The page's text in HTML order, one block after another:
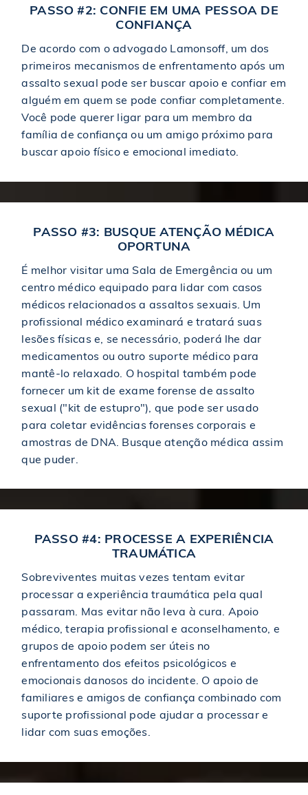
PASSO #2: CONFIE EM UMA PESSOA DE
CONFIANÇA
De acordo com o advogado Lamonsoff, um dos
primeiros mecanismos de enfrentamento após um
assalto sexual pode ser buscar apoio e confiar em
alguém em quem se pode confiar completamente.
Você pode querer ligar para um membro da
família de confiança ou um amigo próximo para
buscar apoio físico e emocional imediato.
PASSO #3: BUSQUE ATENÇÃO MÉDICA
OPORTUNA
É melhor visitar uma Sala de Emergência ou um
centro médico equipado para lidar com casos
médicos relacionados a assaltos sexuais. Um
profissional médico examinará e tratará suas
lesões físicas e, se necessário, poderá lhe dar
medicamentos ou outro suporte médico para
mantê-lo relaxado. O hospital também pode
fornecer um kit de exame forense de assalto
sexual ("kit de estupro"), que pode ser usado
para coletar evidências forenses corporais e
amostras de DNA. Busque atenção médica assim
que puder.
PASSO #4: PROCESSE A EXPERIÊNCIA
TRAUMÁTICA
Sobreviventes muitas vezes tentam evitar
processar a experiência traumática pela qual
passaram. Mas evitar não leva à cura. Apoio
médico, terapia profissional e aconselhamento, e
grupos de apoio podem ser úteis no
enfrentamento dos efeitos psicológicos e
emocionais danosos do incidente. O apoio de
familiares e amigos de confiança combinado com
suporte profissional pode ajudar a processar e
lidar com suas emoções.
$37,000,000 Premiado em um caso de acidente de construção
$16,000,000 Veredicto concedido a uma vítima de abuso sexual
$14,000,000 acordo em julgamento para trabalhador ferido
$12,157,000 Acordo em caso de descarrilamento de trem
$12,000,000 Acordo em um caso de acidente de construção
$11,750,000 Concedido a uma vítima de condenação injusta
$11,000,000
$2,150,000
Concedido à vítima de acidente por escorregão e
queda
$1,250,000 Concedido em um caso de acidente de construção
$1,245,000 Acordo em caso de acidente de escorregão e queda